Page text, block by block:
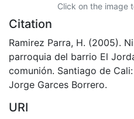
Click on the image
Citation
Ramirez Parra, H. (2005).
parroquia del barrio El
comunión. Santiago de
Jorge Garces Borrero.
URI